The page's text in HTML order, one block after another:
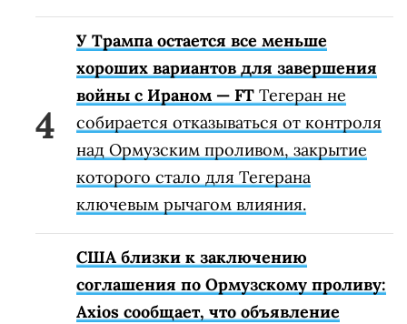
У Трампа остается все меньше
хороших вариантов для завершения
войны с Ираном — FT Тегеран не
собирается отказываться от контроля
над Ормузским проливом, закрытие
которого стало для Тегерана
ключевым рычагом влияния.
США близки к заключению
соглашения по Ормузскому проливу:
Axios сообщает, что объявление